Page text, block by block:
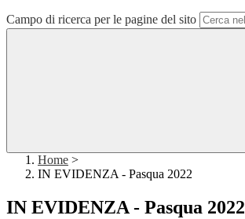
Campo di ricerca per le pagine del sito
Home >
IN EVIDENZA - Pasqua 2022
IN EVIDENZA - Pasqua 2022